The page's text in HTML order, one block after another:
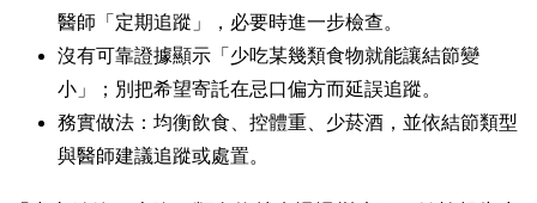
醫師「定期追蹤」，必要時進一步檢查。
沒有可靠證據顯示「少吃某幾類食物就能讓結節變
小」；別把希望寄託在忌口偏方而延誤追蹤。
務實做法：均衡飲食、控體重、少菸酒，並依結節類型
與醫師建議追蹤或處置。